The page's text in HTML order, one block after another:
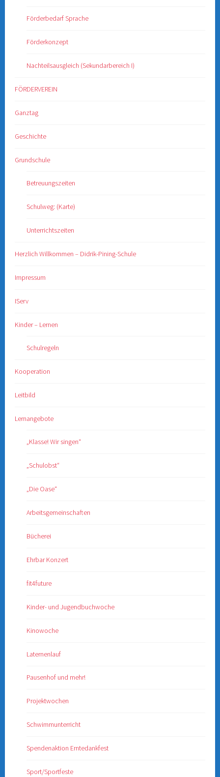
Förderbedarf Sprache
Förderkonzept
Nachteilsausgleich (Sekundarbereich I)
FÖRDERVEREIN
Ganztag
Geschichte
Grundschule
Betreuungszeiten
Schulweg: (Karte)
Unterrichtszeiten
Herzlich Willkommen – Didrik-Pining-Schule
Impressum
IServ
Kinder – Lernen
Schulregeln
Kooperation
Leitbild
Lernangebote
„Klasse! Wir singen“
„Schulobst“
„Die Oase“
Arbeitsgemeinschaften
Bücherei
Ehrbar Konzert
fit4future
Kinder- und Jugendbuchwoche
Kinowoche
Laternenlauf
Pausenhof und mehr!
Projektwochen
Schwimmunterricht
Spendenaktion Erntedankfest
Sport/Sportfeste